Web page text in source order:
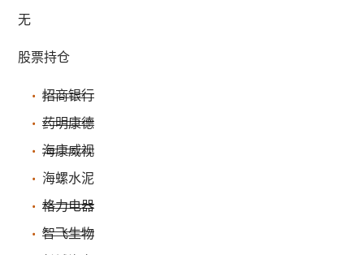
无
股票持仓
招商银行
药明康德
海康威视
海螺水泥
格力电器
智飞生物